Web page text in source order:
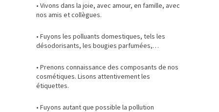
• Vivons dans la joie, avec amour, en famille, avec
nos amis et collègues.
• Fuyons les polluants domestiques, tels les
désodorisants, les bougies parfumées,…
• Prenons connaissance des composants de nos
cosmétiques. Lisons attentivement les
étiquettes.
• Fuyons autant que possible la pollution